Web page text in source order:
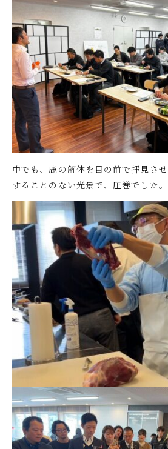
中でも、鹿の解体を目の前で拝見さ
することのない光景で、圧巻でした。